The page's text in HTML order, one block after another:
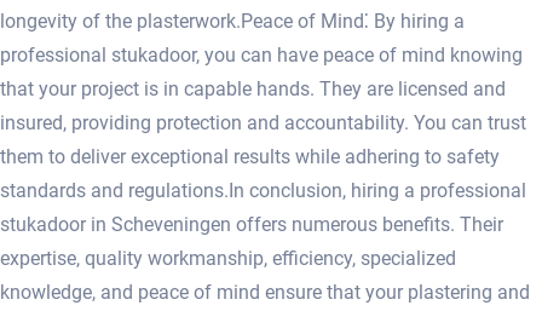
longevity of the plasterwork.​ Peace of Mind⁚ By hiring a
professional stukadoor, you can have peace of mind knowing
that your project is in capable hands.​ They are licensed and
insured, providing protection and accountability.​ You can trust
them to deliver exceptional results while adhering to safety
standards and regulations.​ In conclusion, hiring a professional
stukadoor in Scheveningen offers numerous benefits.​ Their
expertise, quality workmanship, efficiency, specialized
knowledge, and peace of mind ensure that your plastering and